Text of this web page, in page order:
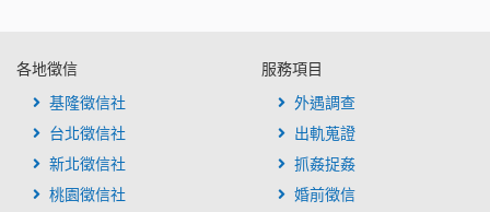
各地徵信
基隆徵信社
台北徵信社
新北徵信社
桃園徵信社
服務項目
外遇調查
出軌蒐證
抓姦捉姦
婚前徵信